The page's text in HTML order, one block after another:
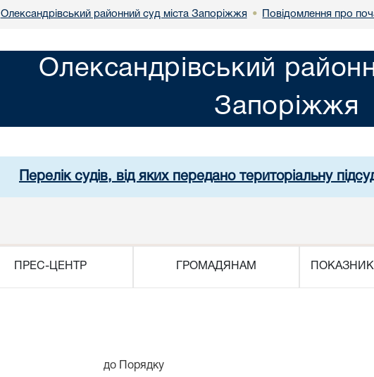
Олександрівський районний суд міста Запоріжжя • Повідомлення про
Олександрівський
Запоріжжя
Перелік судів, від яких передано територіальну
ПРЕС-ЦЕНТР ГРОМАДЯНАМ
до Порядку